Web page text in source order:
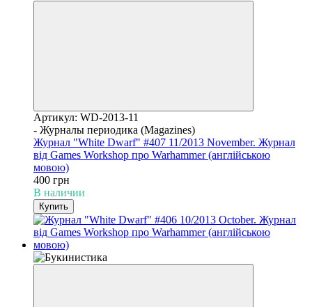
Артикул: WD-2013-11
- Журналы периодика (Magazines)
Журнал "White Dwarf" #407 11/2013 November. Журнал
від Games Workshop про Warhammer (англійською
мовою)
400 грн
В наличии
Купить